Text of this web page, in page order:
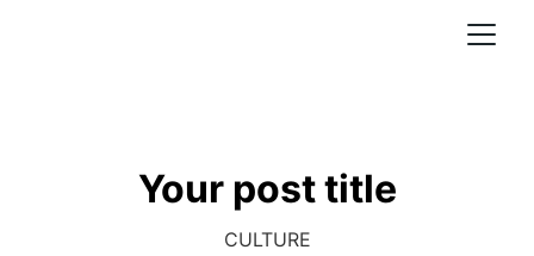
Your post title
CULTURE